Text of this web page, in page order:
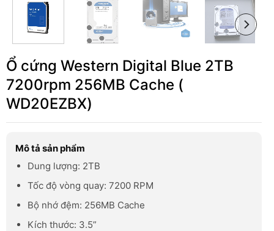
Ổ cứng Western Digital Blue 2TB
7200rpm 256MB Cache (
WD20EZBX)
Mô tả sản phẩm
Dung lượng: 2TB
Tốc độ vòng quay: 7200 RPM
Bộ nhớ đệm: 256MB Cache
Kích thước: 3.5”